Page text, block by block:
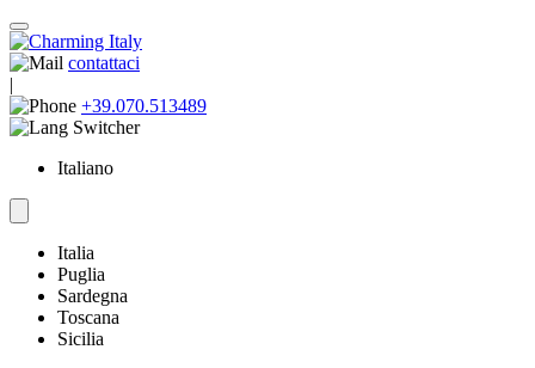
contattaci
|
+39.070.513489
Italiano
Italia
Puglia
Sardegna
Toscana
Sicilia